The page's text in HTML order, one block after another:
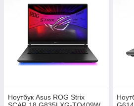
Ноутбук Asus ROG Strix